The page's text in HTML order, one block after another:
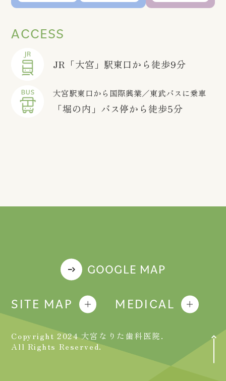
ACCESS
JR「大宮」駅東口から徒歩9分
大宮駅東口から国際興業／東武バスに乗車
「堀の内」バス停から徒歩5分
GOOGLE MAP
SITE MAP MEDICAL
Copyright 2024 大宮なりた歯科医院.
All Rights Reserved.